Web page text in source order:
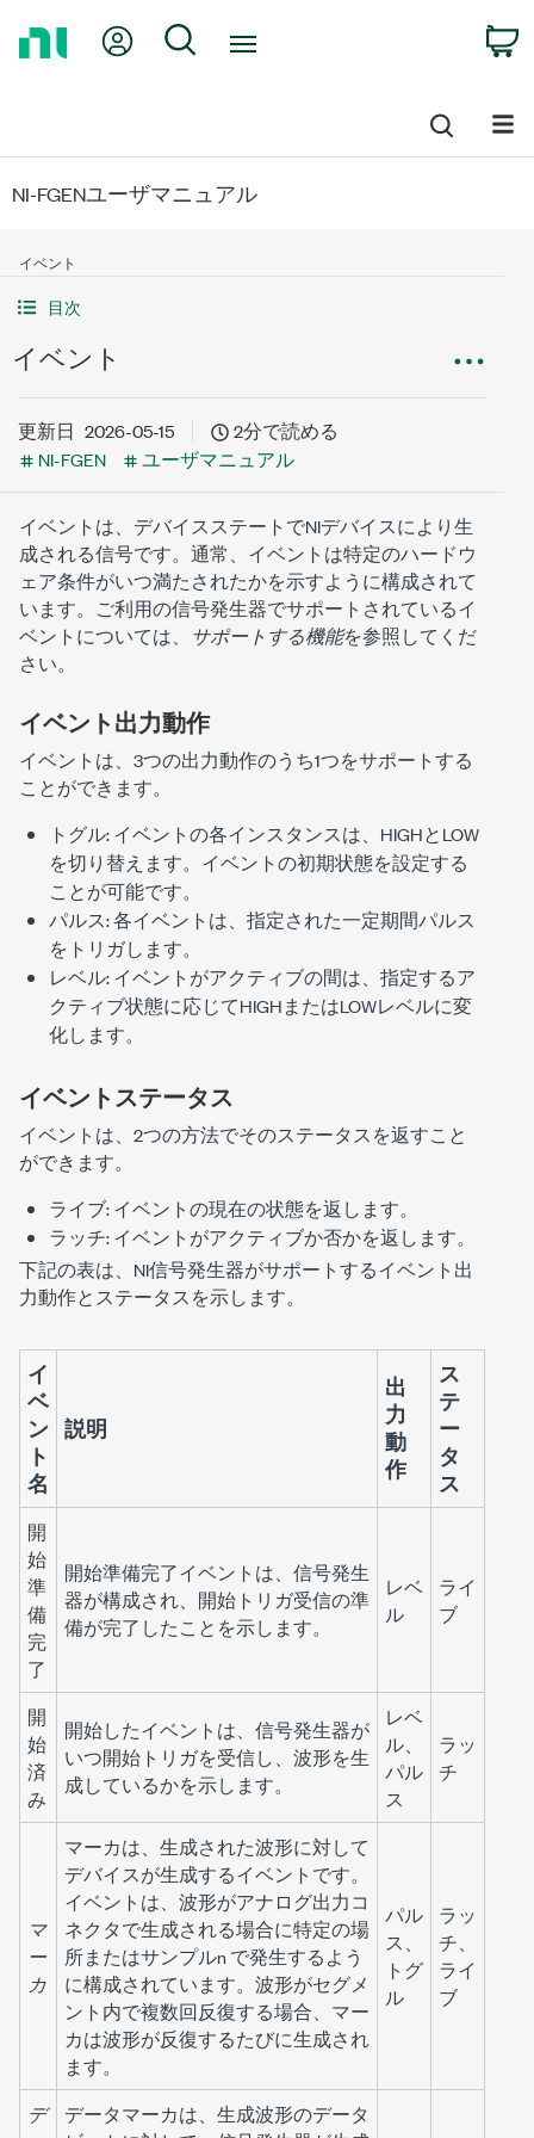
My Account
Search
NI-FGENユーザマニュアル
イベント
目次
イベント
更新日 2026-05-15
2分で読める
NI-FGEN
ユーザマニュアル
イベントは、デバイスステートでNIデバイスにより生
成される信号です。通常、イベントは特定のハードウ
ェア条件がいつ満たされたかを示すように構成されて
います。ご利用の信号発生器でサポートされているイ
ベントについては、 サポートする機能を参照してくだ
さい。
イベント出力動作
イベントは、3つの出力動作のうち1つをサポートする
ことができます。
トグル: イベントの各インスタンスは、HIGHとLOW
を切り替えます。イベントの初期状態を設定する
ことが可能です。
パルス: 各イベントは、指定された一定期間パルス
をトリガします。
レベル: イベントがアクティブの間は、指定するア
クティブ状態に応じてHIGHまたはLOWレベルに変
化します。
イベントステータス
イベントは、2つの方法でそのステータスを返すこと
ができます。
ライブ: イベントの現在の状態を返します。
ラッチ: イベントがアクティブか否かを返します。
下記の表は、NI信号発生器がサポートするイベント出
力動作とステータスを示します。
イ
ベ
ン
ト
名
説明
出
力
動
作
ス
テ
ー
タ
ス
開
始
準
備
完
了
開始準備完了イベントは、信号発生
器が構成され、開始トリガ受信の準
備が完了したことを示します。
レベ
ル
ライ
ブ
開
始
済
み
開始したイベントは、信号発生器が
いつ開始トリガを受信し、波形を生
成しているかを示します。
レベ
ル、
パル
ス
ラッ
チ
マ
ー
カ
マーカは、生成された波形に対して
デバイスが生成するイベントです。
イベントは、波形がアナログ出力コ
ネクタで生成される場合に特定の場
所またはサンプルnで発生するよう
に構成されています。波形がセグメ
ント内で複数回反復する場合、マー
カは波形が反復するたびに生成され
ます。
パル
ス、
トグ
ル
ラッ
チ、
ライ
ブ
デ
データマーカは、生成波形のデータ